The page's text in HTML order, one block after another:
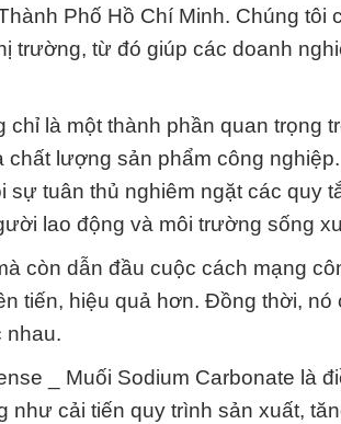
Phố Hồ Chí Minh. Chúng tôi
trường, từ đó giúp các doanh
là một thành phần quan trọng
lượng sản phẩm công
sự tuân thủ nghiêm ngặt các quy
lao động và môi trường sống
còn dẫn đầu cuộc cách mạng
tiến, hiệu quả hơn. Đồng thời, nó
nhau.
_ Muối Sodium Carbonate là
cải tiến quy trình sản xuất,